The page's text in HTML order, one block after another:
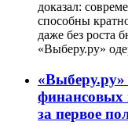
доказал:
способны
даже без роста
«Выберу.ру»
финансовых
за первое